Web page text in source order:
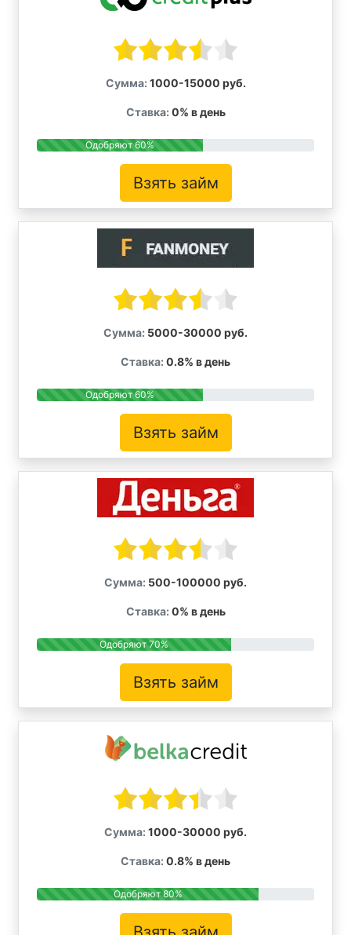
Сумма: 1000-15000 руб.
Ставка: 0% в день
Одобряют 60%
Взять займ
Сумма: 5000-30000 руб.
Ставка: 0.8% в день
Одобряют 60%
Взять займ
Сумма: 500-100000 руб.
Ставка: 0% в день
Одобряют 70%
Взять займ
Сумма: 1000-30000 руб.
Ставка: 0.8% в день
Одобряют 80%